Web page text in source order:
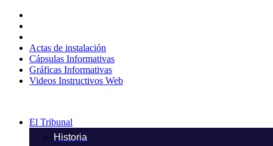
contenido
Actas de instalación
Cápsulas Informativas
Gráficas Informativas
Videos Instructivos Web
El Tribunal
Historia